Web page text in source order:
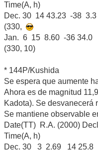
Time(A, h)
Dec. 30 14 43.23 -38
(330,
Jan. 6 15 8.60 -36
(330, 10)
* 144P/Kushida
Se espera que aumente
Ahora es de magnitud
Kadota). Se desvanecerá
Se mantiene observable
Date(TT) R.A. (2000)
Time(A, h)
Dec. 30 3 2.69 14